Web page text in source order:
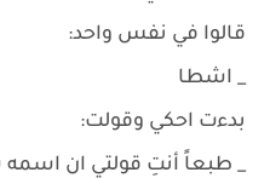
قالوا في نفس واحد:
_ اشطا
بدءت احكي وقولت:
_ طبعاً أنتِ قولتي ان